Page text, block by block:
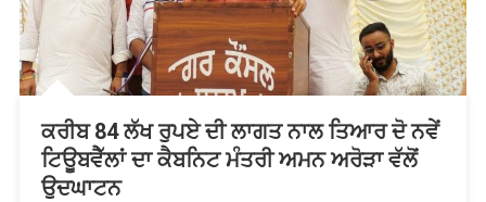
ਕਰੀਬ 84 ਲੱਖ ਰੁਪਏ ਦੀ ਲਾਗਤ ਨਾਲ ਤਿਆਰ ਦੋ ਨਵੇਂ
ਟਿਊਬਵੈੱਲਾਂ ਦਾ ਕੈਬਨਿਟ ਮੰਤਰੀ ਅਮਨ ਅਰੋੜਾ ਵੱਲੋਂ
ਉਦਘਾਟਨ